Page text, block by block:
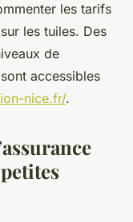
les tarifs
les tuiles. Des
de
accessibles
nice.fr/.